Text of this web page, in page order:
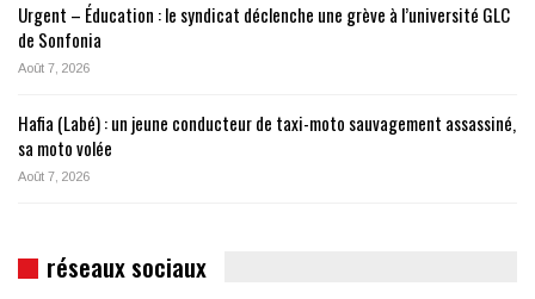
Urgent – Éducation : le syndicat déclenche une grève à l’université GLC
de Sonfonia
Août 7, 2026
Hafia (Labé) : un jeune conducteur de taxi-moto sauvagement assassiné,
sa moto volée
Août 7, 2026
réseaux sociaux